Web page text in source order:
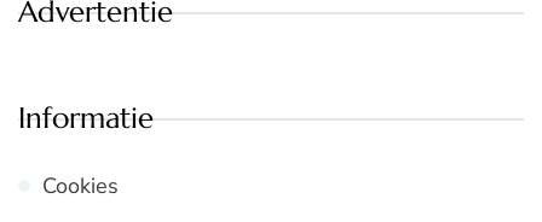
Advertentie
Informatie
Cookies